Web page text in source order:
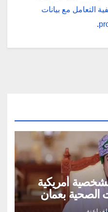
التعامل مع بيانات
.
أمريكية
بعمان